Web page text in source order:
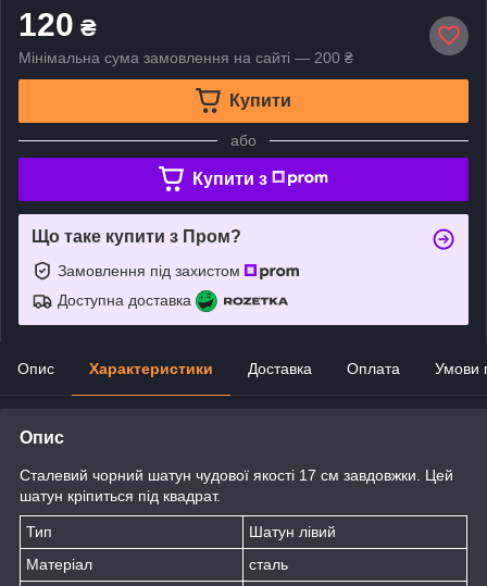
120 ₴
Мінімальна сума замовлення на сайті — 200 ₴
Купити
або
Купити з
Що таке купити з Пром?
Замовлення під захистом
Доступна доставка
Опис Характеристики Доставка Оплата Умови
Опис
Сталевий чорний шатун чудової якості 17 см завдовжки. Цей
шатун кріпиться під квадрат.
Тип
Шатун лівий
Матеріал
сталь